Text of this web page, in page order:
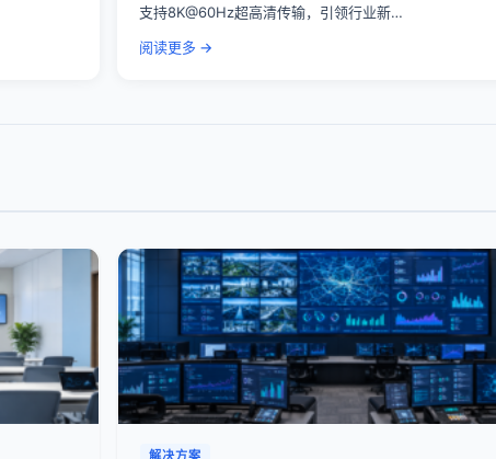
支持8K@60Hz超高清传输，引领行业新…
阅读更多 →